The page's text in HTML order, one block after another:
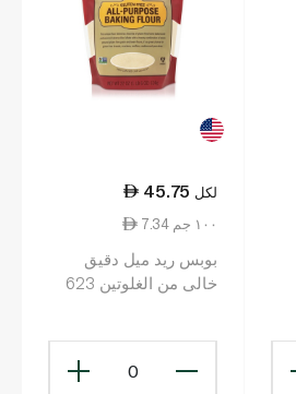
45.75 لكل
7.34 ١٠٠ جم
بوبس ريد ميل دقيق
خالى من الغلوتين 623
0